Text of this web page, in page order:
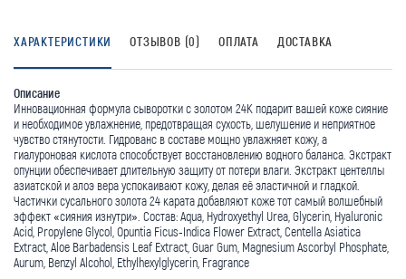
ХАРАКТЕРИСТИКИ ОТЗЫВОВ (0) ОПЛАТА ДОСТАВКА
Описание
Инновационная формула сыворотки с золотом 24К подарит вашей коже сияние
и необходимое увлажнение, предотвращая сухость, шелушение и неприятное
чувство стянутости. Гидрованс в составе мощно увлажняет кожу, а
гиалуроновая кислота способствует восстановлению водного баланса. Экстракт
опунции обеспечивает длительную защиту от потери влаги. Экстракт центеллы
азиатской и алоэ вера успокаивают кожу, делая её эластичной и гладкой.
Частички сусального золота 24 карата добавляют коже тот самый волшебный
эффект «сияния изнутри». Состав: Aqua, Hydroxyethyl Urea, Glycerin, Hyaluronic
Acid, Propylene Glycol, Opuntia Ficus-Indica Flower Extract, Centella Asiatica
Extract, Aloe Barbadensis Leaf Extract, Guar Gum, Magnesium Ascorbyl Phosphate,
Aurum, Benzyl Alcohol, Ethylhexylglycerin, Fragrance